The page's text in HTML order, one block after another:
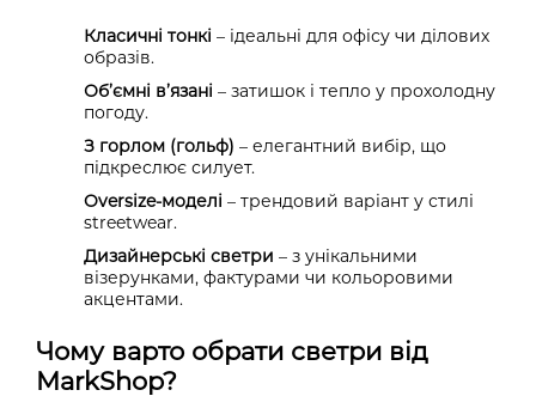
Класичні тонкі – ідеальні для офісу чи ділових
образів.
Об’ємні в’язані – затишок і тепло у прохолодну
погоду.
З горлом (гольф) – елегантний вибір, що
підкреслює силует.
Oversize-моделі – трендовий варіант у стилі
streetwear.
Дизайнерські светри – з унікальними
візерунками, фактурами чи кольоровими
акцентами.
Чому варто обрати светри від
MarkShop?